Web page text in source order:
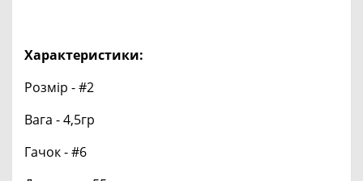
Характеристики:
Розмір - #2
Вага - 4,5гр
Гачок - #6